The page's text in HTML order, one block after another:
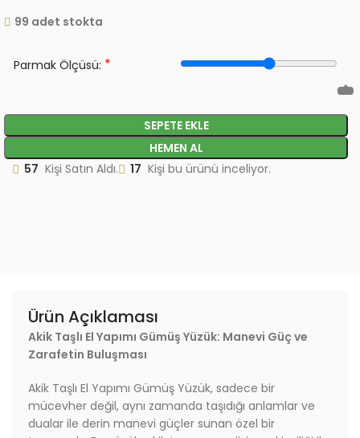
99 adet stokta
Parmak Ölçüsü: *
SEPETE EKLE
HEMEN AL
57 Kişi Satın Aldı. 17 Kişi bu ürünü inceliyor.
Ürün Açıklaması
Akik Taşlı El Yapımı Gümüş Yüzük: Manevi Güç ve
Zarafetin Buluşması
Akik Taşlı El Yapımı Gümüş Yüzük, sadece bir
mücevher değil, aynı zamanda taşıdığı anlamlar ve
dualar ile derin manevi güçler sunan özel bir